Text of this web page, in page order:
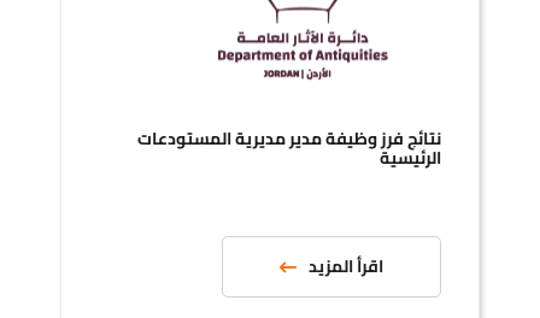
نتائج فرز وظيفة مدير مديرية المستودعات
الرئيسية
اقرأ المزيد